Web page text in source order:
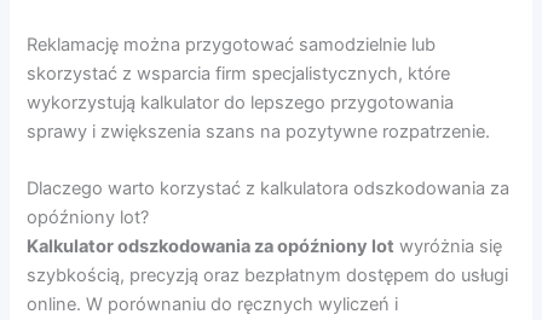
Reklamację można przygotować samodzielnie lub
skorzystać z wsparcia firm specjalistycznych, które
wykorzystują kalkulator do lepszego przygotowania
sprawy i zwiększenia szans na pozytywne rozpatrzenie.
Dlaczego warto korzystać z kalkulatora odszkodowania za
opóźniony lot?
Kalkulator odszkodowania za opóźniony lot wyróżnia się
szybkością, precyzją oraz bezpłatnym dostępem do usługi
online. W porównaniu do ręcznych wyliczeń i